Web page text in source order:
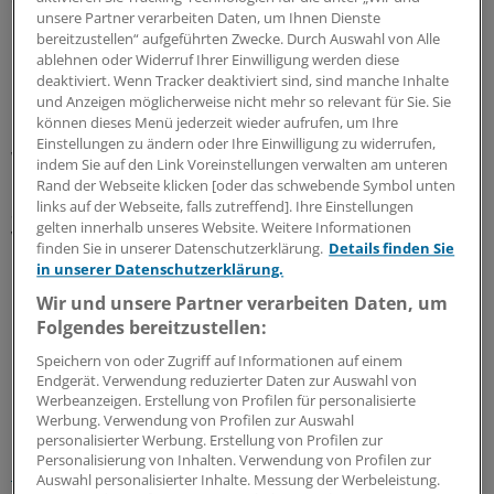
Erweiterungsbau mit neuer Rettungsstelle, OP-Trakt,
Funktionsdiagnostik und mehreren Stationen mit 240
Betten, 28 intensivmedizinischen Betten und einen
Hubschrauberlandeplatz errichtet.
Weitere Gelder fließen 2019 in ein neues
Krankenhausgebäude mit etwa 100 Betten, sechs OP-
Sälen, Radiologie und Intensivmedizin am Auguste-
Viktoria-Klinikum im Stadtteil Schöneberg. Dafür wurde
im April der Grundstein gelegt. Auch an der Vivantes-
Klinik in Spandau und am Humboldt-Klinikum entstehen
Neubauten mit insgesamt rund 180 Betten.(ami)
Schlagworte:
Unternehmen Klinik-Management
unsere Partner verarbeiten Daten, um Ihnen Dienste
bereitzustellen“ aufgeführten Zwecke. Durch Auswahl von Alle
ablehnen oder Widerruf Ihrer Einwilligung werden diese
deaktiviert. Wenn Tracker deaktiviert sind, sind manche Inhalte
und Anzeigen möglicherweise nicht mehr so relevant für Sie. Sie
können dieses Menü jederzeit wieder aufrufen, um Ihre
Einstellungen zu ändern oder Ihre Einwilligung zu widerrufen,
indem Sie auf den Link Voreinstellungen verwalten am unteren
Rand der Webseite klicken [oder das schwebende Symbol unten
links auf der Webseite, falls zutreffend]. Ihre Einstellungen
gelten innerhalb unseres Website. Weitere Informationen
finden Sie in unserer Datenschutzerklärung. Details finden Sie
in unserer Datenschutzerklärung.
Wir und unsere Partner verarbeiten Daten, um
Folgendes bereitzustellen:
Speichern von oder Zugriff auf Informationen auf einem
Endgerät. Verwendung reduzierter Daten zur Auswahl von
Werbeanzeigen. Erstellung von Profilen für personalisierte
Werbung. Verwendung von Profilen zur Auswahl
personalisierter Werbung. Erstellung von Profilen zur
Personalisierung von Inhalten. Verwendung von Profilen zur
Auswahl personalisierter Inhalte. Messung der Werbeleistung.